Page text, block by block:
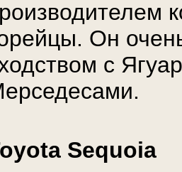
Он
с
Sequoia